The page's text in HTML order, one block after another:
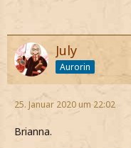
July
Aurorin
25. Januar 2020 um 22:02
Brianna.